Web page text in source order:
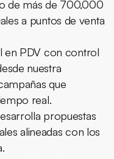
de más de 700,000
a puntos de venta
en PDV con control
nuestra
que
real.
propuestas
alineadas con los